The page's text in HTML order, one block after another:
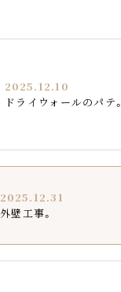
2025.12.10
ドライウォールのパテ。
2025.12.31
外壁工事。